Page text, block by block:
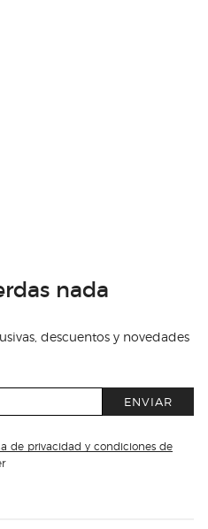
nada
descuentos y novedades
ENVIAR
de privacidad y condiciones de